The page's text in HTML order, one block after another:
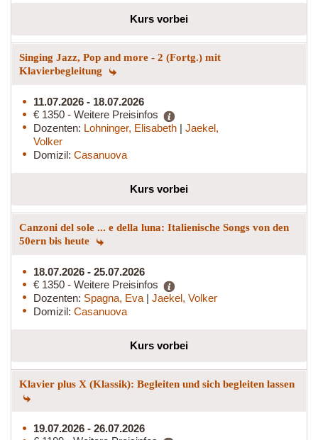
Kurs vorbei
Singing Jazz, Pop and more - 2 (Fortg.) mit
Klavierbegleitung
11.07.2026 - 18.07.2026
€ 1350 - Weitere Preisinfos
Dozenten: Lohninger, Elisabeth | Jaekel,
Volker
Domizil: Casanuova
Kurs vorbei
Canzoni del sole ... e della luna: Italienische Songs von den
50ern bis heute
18.07.2026 - 25.07.2026
€ 1350 - Weitere Preisinfos
Dozenten: Spagna, Eva | Jaekel, Volker
Domizil: Casanuova
Kurs vorbei
Klavier plus X (Klassik): Begleiten und sich begleiten lassen
19.07.2026 - 26.07.2026